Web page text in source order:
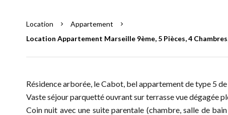
Location
Appartement
Location Appartement Marseille 9ème, 5 Pièces, 4
Résidence arborée, le Cabot, bel appartement de type 5
Vaste séjour parquetté ouvrant sur terrasse vue dégagée
Coin nuit avec une suite parentale (chambre, salle de